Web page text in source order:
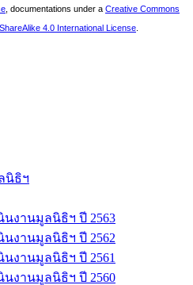
, documentations under a Creative Commons
4.0 International License
นิธิฯ
นงานมูลนิธิฯ ปี 2563
นงานมูลนิธิฯ ปี 2562
นงานมูลนิธิฯ ปี 2561
นงานมูลนิธิฯ ปี 2560